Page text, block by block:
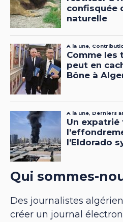
Qui sommes-
Des journalistes
créer un journal